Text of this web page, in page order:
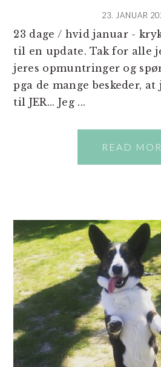
23. JANUAR
23 dage / hvid januar -
til en update. Tak for alle
jeres opmuntringer og
pga de mange beskeder,
til JER... Jeg ...
READ